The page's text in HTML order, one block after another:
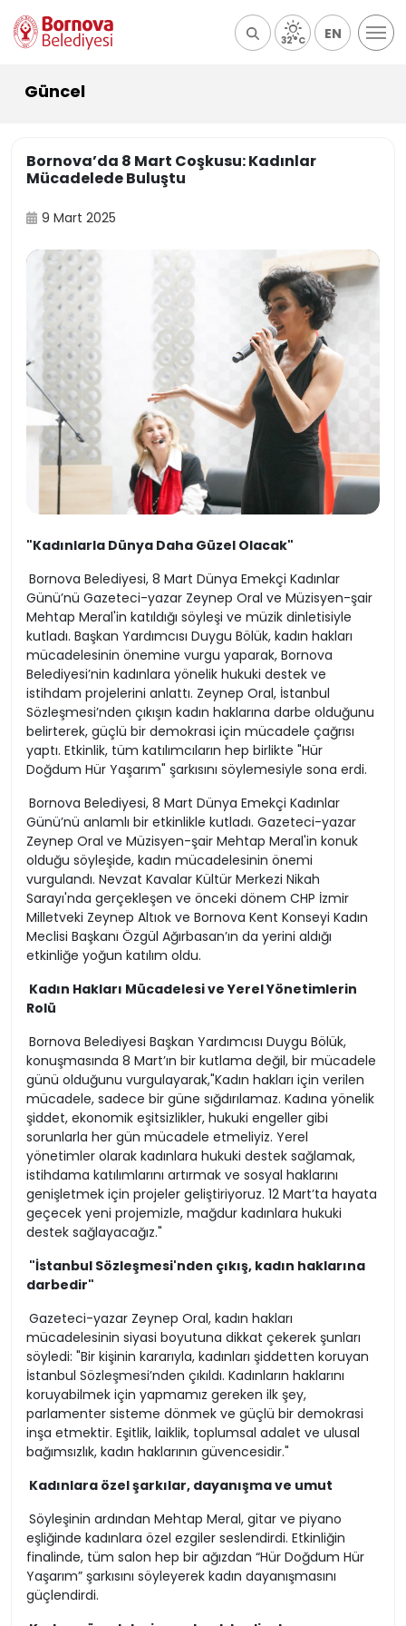
32°C EN
Güncel
Bornova’da 8 Mart Coşkusu: Kadınlar
Mücadelede Buluştu
9 Mart 2025
"Kadınlarla Dünya Daha Güzel Olacak"
Bornova Belediyesi, 8 Mart Dünya Emekçi Kadınlar
Günü’nü Gazeteci-yazar Zeynep Oral ve Müzisyen-şair
Mehtap Meral'in katıldığı söyleşi ve müzik dinletisiyle
kutladı. Başkan Yardımcısı Duygu Bölük, kadın hakları
mücadelesinin önemine vurgu yaparak, Bornova
Belediyesi’nin kadınlara yönelik hukuki destek ve
istihdam projelerini anlattı. Zeynep Oral, İstanbul
Sözleşmesi’nden çıkışın kadın haklarına darbe olduğunu
belirterek, güçlü bir demokrasi için mücadele çağrısı
yaptı. Etkinlik, tüm katılımcıların hep birlikte "Hür
Doğdum Hür Yaşarım" şarkısını söylemesiyle sona erdi.
Bornova Belediyesi, 8 Mart Dünya Emekçi Kadınlar
Günü’nü anlamlı bir etkinlikle kutladı. Gazeteci-yazar
Zeynep Oral ve Müzisyen-şair Mehtap Meral'in konuk
olduğu söyleşide, kadın mücadelesinin önemi
vurgulandı. Nevzat Kavalar Kültür Merkezi Nikah
Sarayı'nda gerçekleşen ve önceki dönem CHP İzmir
Milletveki Zeynep Altıok ve Bornova Kent Konseyi Kadın
Meclisi Başkanı Özgül Ağırbasan’ın da yerini aldığı
etkinliğe yoğun katılım oldu.
Kadın Hakları Mücadelesi ve Yerel Yönetimlerin
Rolü
Bornova Belediyesi Başkan Yardımcısı Duygu Bölük,
konuşmasında 8 Mart’ın bir kutlama değil, bir mücadele
günü olduğunu vurgulayarak,"Kadın hakları için verilen
mücadele, sadece bir güne sığdırılamaz. Kadına yönelik
şiddet, ekonomik eşitsizlikler, hukuki engeller gibi
sorunlarla her gün mücadele etmeliyiz. Yerel
yönetimler olarak kadınlara hukuki destek sağlamak,
istihdama katılımlarını artırmak ve sosyal haklarını
genişletmek için projeler geliştiriyoruz. 12 Mart’ta hayata
geçecek yeni projemizle, mağdur kadınlara hukuki
destek sağlayacağız."
"İstanbul Sözleşmesi'nden çıkış, kadın haklarına
darbedir"
Gazeteci-yazar Zeynep Oral, kadın hakları
mücadelesinin siyasi boyutuna dikkat çekerek şunları
söyledi: "Bir kişinin kararıyla, kadınları şiddetten koruyan
İstanbul Sözleşmesi’nden çıkıldı. Kadınların haklarını
koruyabilmek için yapmamız gereken ilk şey,
parlamenter sisteme dönmek ve güçlü bir demokrasi
inşa etmektir. Eşitlik, laiklik, toplumsal adalet ve ulusal
bağımsızlık, kadın haklarının güvencesidir."
Kadınlara özel şarkılar, dayanışma ve umut
Söyleşinin ardından Mehtap Meral, gitar ve piyano
eşliğinde kadınlara özel ezgiler seslendirdi. Etkinliğin
finalinde, tüm salon hep bir ağızdan “Hür Doğdum Hür
Yaşarım” şarkısını söyleyerek kadın dayanışmasını
güçlendirdi.